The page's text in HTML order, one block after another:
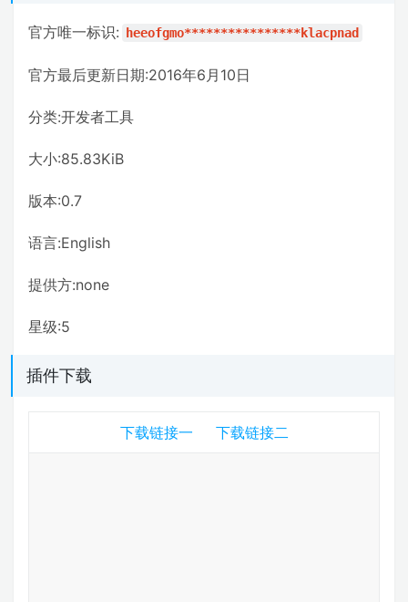
官方唯一标识: heeofgmo****************klacpnad
官方最后更新日期:2016年6月10日
分类:开发者工具
大小:85.83KiB
版本:0.7
语言:English
提供方:none
星级:5
插件下载
下载链接一 下载链接二